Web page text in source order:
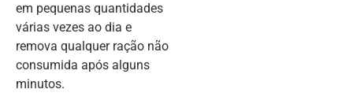
em pequenas quantidades
várias vezes ao dia e
remova qualquer ração não
consumida após alguns
minutos.